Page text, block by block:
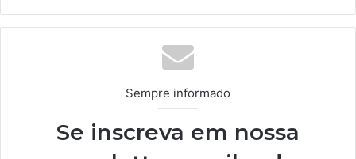
te
Sempre informado
Se inscreva em nossa